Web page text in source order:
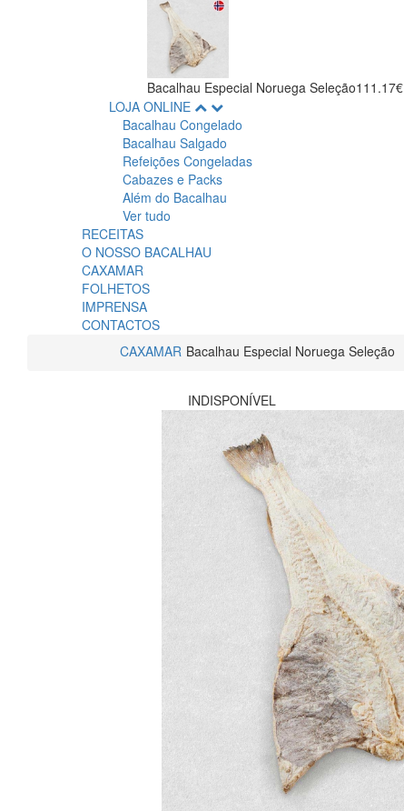
Bacalhau Especial Noruega Seleção111.17€
LOJA ONLINE
Bacalhau Congelado
Bacalhau Salgado
Refeições Congeladas
Cabazes e Packs
Além do Bacalhau
Ver tudo
RECEITAS
O NOSSO BACALHAU
CAXAMAR
FOLHETOS
IMPRENSA
CONTACTOS
CAXAMAR Bacalhau Especial Noruega Seleção
INDISPONÍVEL